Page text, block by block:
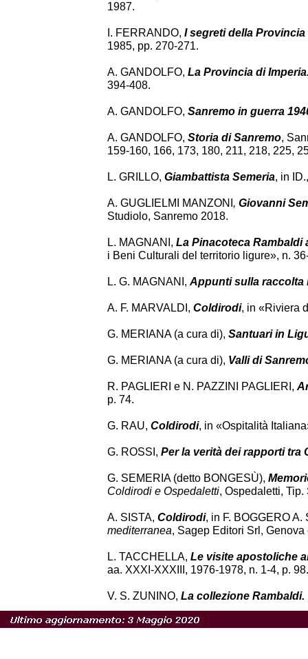
1987.
I. FERRANDO, I segreti della Provincia
1985, pp. 270-271.
A. GANDOLFO, La Provincia di
394-408.
A. GANDOLFO, Sanremo in guerra
A. GANDOLFO, Storia di Sanremo,
159-160, 166, 173, 180, 211, 218, 225,
L. GRILLO, Giambattista Semeria, in
A. GUGLIELMI MANZONI , Giovanni
Studiolo, Sanremo 2018.
L. MAGNANI, La Pinacoteca Rambaldi
i Beni Culturali del territorio ligure», n.
L. G. MAGNANI, Appunti sulla raccolta
A. F. MARVALDI, Coldirodi, in «Riviera
G. MERIANA (a cura di), Santuari in
G. MERIANA (a cura di), Valli di
R. PAGLIERI e N. PAZZINI PAGLIERI,
p. 74.
G. RAU, Coldirodi, in «Ospitalità
G. ROSSI, Per la verità dei rapporti tra
G. SEMERIA (detto BONGESÙ),
Coldirodi e Ospedaletti, Ospedaletti, Tip.
A. SISTA, Coldirodi, in F. BOGGERO
mediterranea, Sagep Editori Srl,
L. TACCHELLA, Le visite apostoliche
aa. XXXI-XXXIII, 1976-1978, n. 1-4, p. 98.
V. S. ZUNINO, La collezione
e Intemelia», n.s., aa. LII-LII, Gennaio